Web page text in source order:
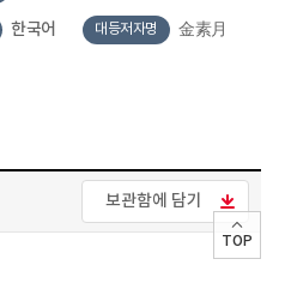
한국어 대등저자명 金素月
보관함에 담기
TOP